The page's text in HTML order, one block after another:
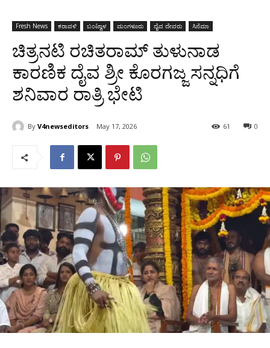
Fresh News ಕರಾವಳಿ ಬಂಟ್ವಾಳ ಮಂಗಳೂರು ದೈವ ದೇವರು ಸಿನೆಮಾ
ಚಿತ್ರನಟಿ ರಚಿತರಾಮ್ ತುಳುನಾಡ
ಕಾರಣಿಕ ದೈವ ಶ್ರೀ ಕೊರಗಜ್ಜ ಸನ್ನಧಿಗೆ
ಶನಿವಾರ ರಾತ್ರಿ ಭೇಟಿ
By V4newseditors May 17, 2026 0
61